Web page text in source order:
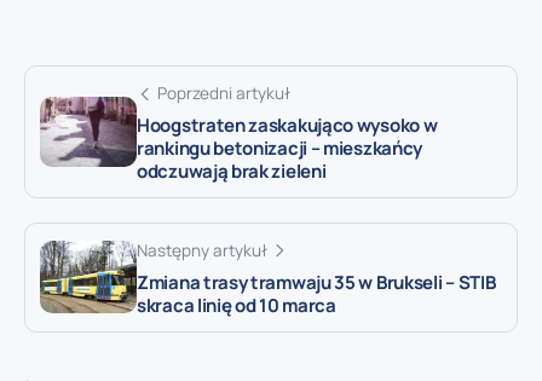
Poprzedni artykuł
Hoogstraten zaskakująco wysoko w
rankingu betonizacji – mieszkańcy
odczuwają brak zieleni
Następny artykuł
Zmiana trasy tramwaju 35 w Brukseli – STIB
skraca linię od 10 marca